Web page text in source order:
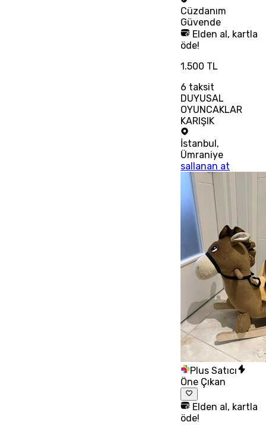
Cüzdanım
Güvende
Elden al, kartla
öde!
1.500 TL
6 taksit
DUYUSAL
OYUNCAKLAR
KARIŞIK
İstanbul,
Ümraniye
sallanan at
Plus Satıcı
Öne Çıkan
Elden al, kartla
öde!